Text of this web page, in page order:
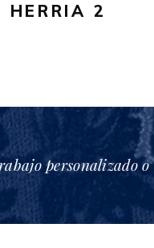
HERRIA 2
personalizado